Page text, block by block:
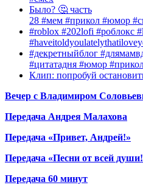
Было? 🤔 часть
28 #мем #прикол #юмор
#roblox #202lofi #роблокс
#декретныйблог
#цитатадня #юмор
Клип: попробуй
Вечер с Владимиром
Передача Андрея Малахова
Передача «Привет, Андрей!»
Передача «Песни от всей
Передача 60 минут